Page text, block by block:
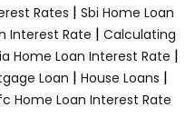
Rates | Sbi Home Loan
Interest Rate | Calculating
Home Loan Interest Rate |
Loan | House Loans |
Home Loan Interest Rate